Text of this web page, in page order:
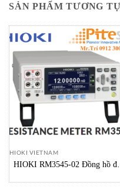
SẢN PHẨM TƯƠNG
HIOKI VIETNAM
HIOKI RM3545-02 Đồng hồ